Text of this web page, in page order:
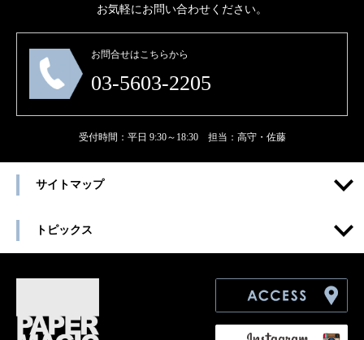
お気軽にお問い合わせください。
お問合せはこちらから
03-5603-2205
受付時間：平日 9:30～18:30 担当：高守・佐藤
サイトマップ
トピックス